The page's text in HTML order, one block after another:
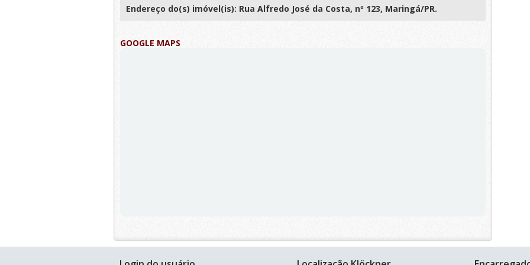
Endereço do(s) imóvel(is): Rua Alfredo José da Costa, nº 123, Maringá/PR.
GOOGLE MAPS